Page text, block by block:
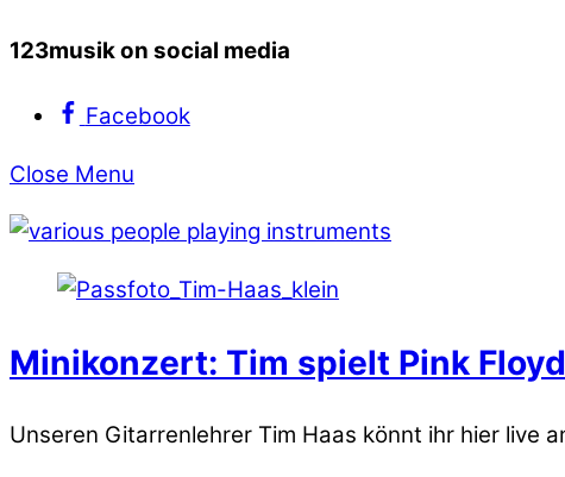
123musik on social media
Facebook
Close Menu
Minikonzert: Tim spielt Pink Floyd
Unseren Gitarrenlehrer Tim Haas könnt ihr hier live